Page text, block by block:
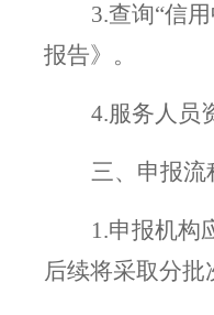
3.查询“信
报告》。
4.服务人员
三、申报流
1.申报机构
后续将采取分批